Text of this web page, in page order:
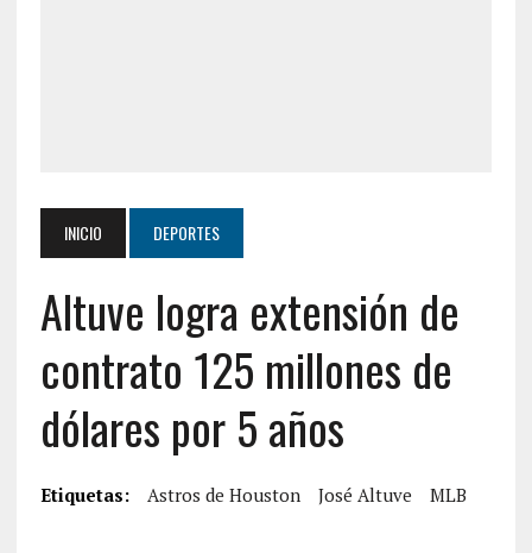
INICIO DEPORTES
Altuve logra extensión de
contrato 125 millones de
dólares por 5 años
Etiquetas: Astros de Houston José Altuve MLB